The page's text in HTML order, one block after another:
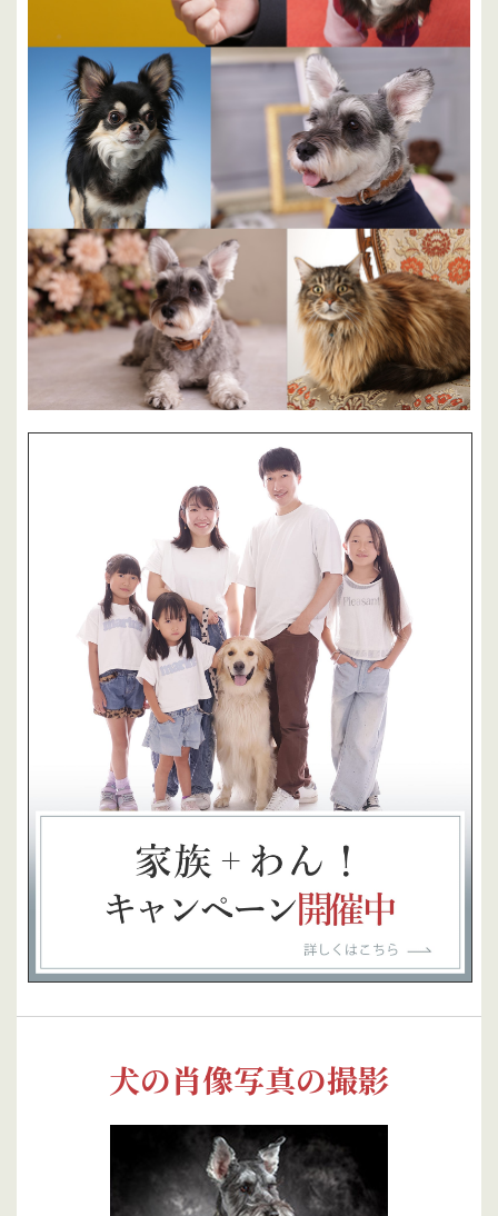
犬の肖像写真の撮影